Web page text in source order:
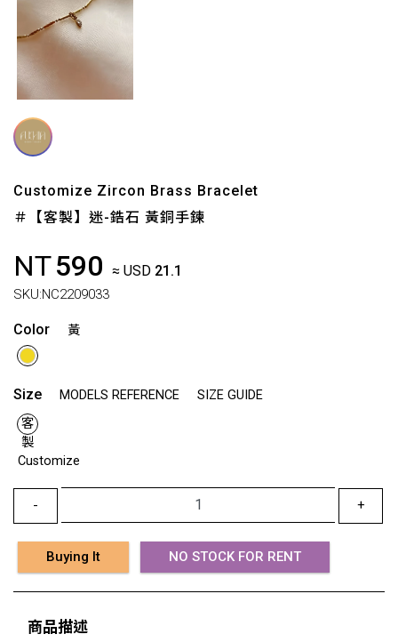
Customize Zircon Brass Bracelet
＃【客製】迷-鋯石 黃銅手鍊
NT590 ≈ USD 21.1
SKU:NC2209033
Color 黃
Size MODELS REFERENCE
SIZE GUIDE
客
製
Customize
- +
Buying It NO STOCK FOR RENT
商品描述